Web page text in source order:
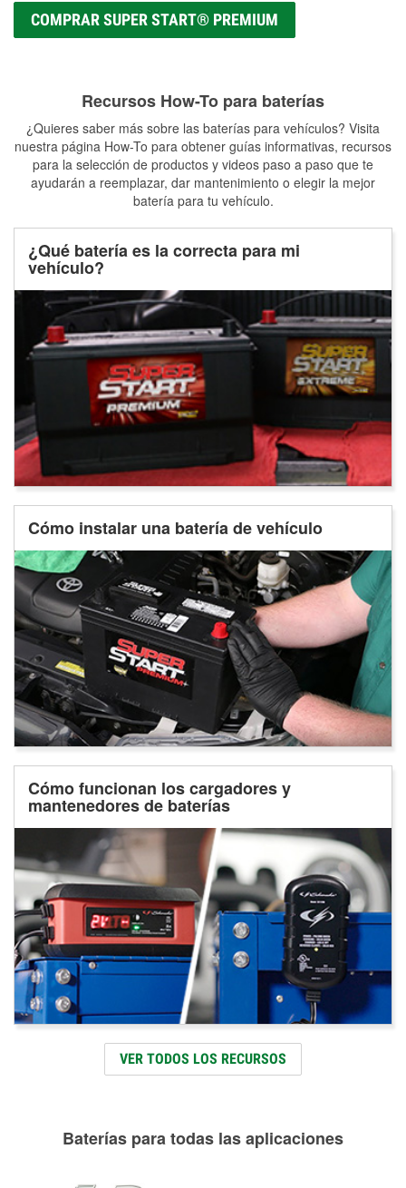
COMPRAR SUPER START® PREMIUM
Recursos How-To para baterías
¿Quieres saber más sobre las baterías para vehículos? Visita
nuestra página How-To para obtener guías informativas, recursos
para la selección de productos y videos paso a paso que te
ayudarán a reemplazar, dar mantenimiento o elegir la mejor
batería para tu vehículo.
¿Qué batería es la correcta para mi
vehículo?
Cómo instalar una batería de vehículo
Cómo funcionan los cargadores y
mantenedores de baterías
VER TODOS LOS RECURSOS
Baterías para todas las aplicaciones